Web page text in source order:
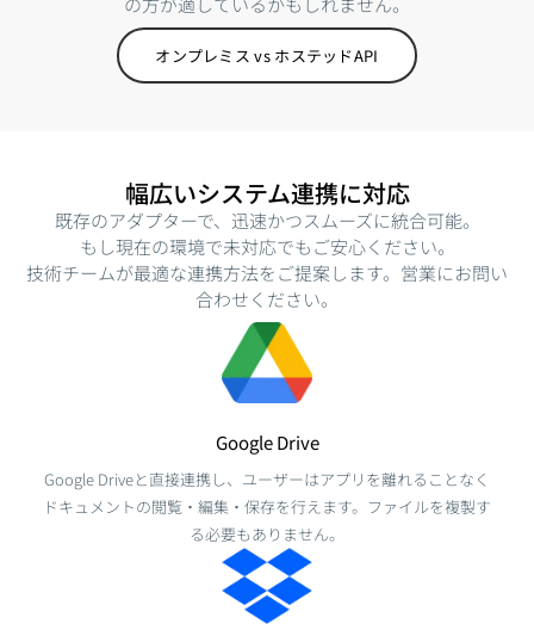
オンプレミス vs ホステッドAPI
幅広いシステム連携に対応
既存のアダプターで、迅速かつスムーズに統合可能。
もし現在の環境で未対応でもご安心ください。
技術チームが最適な連携方法をご提案します。営業にお問い
合わせください。
Google Drive
Google Driveと直接連携し、ユーザーはアプリを離れることなく
ドキュメントの閲覧・編集・保存を行えます。ファイルを複製す
る必要もありません。